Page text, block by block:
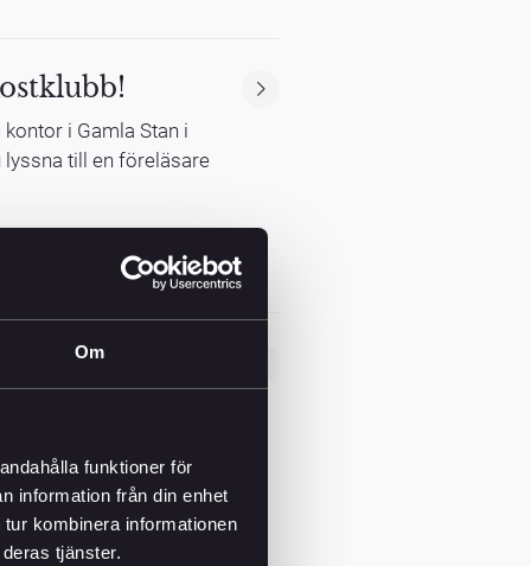
Om
funktioner för
information från din enhet
kombinera informationen
tjänster.
i Gamla Stan i
till en föreläsare
den höga
oro, med fortsatt krig i